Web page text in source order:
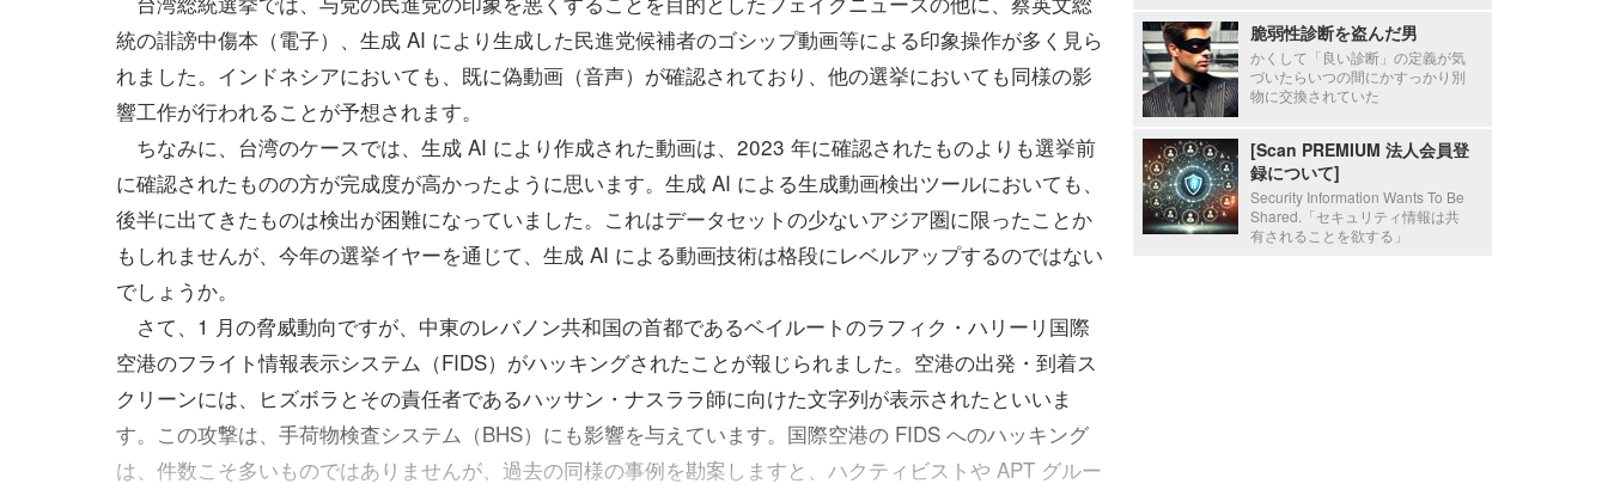
統の誹謗中傷本（電子）、生成 AI により生成した民進党候補者のゴシップ動画等による印象操作が多く見ら
れました。インドネシアにおいても、既に偽動画（音声）が確認されており、他の選挙においても同様の影
響工作が行われることが予想されます。
ちなみに、台湾のケースでは、生成 AI により作成された動画は、2023 年に確認されたものよりも選挙前
に確認されたものの方が完成度が高かったように思います。生成 AI による生成動画検出ツールにおいても、
後半に出てきたものは検出が困難になっていました。これはデータセットの少ないアジア圏に限ったことか
もしれませんが、今年の選挙イヤーを通じて、生成 AI による動画技術は格段にレベルアップするのではない
でしょうか。
さて、1 月の脅威動向ですが、中東のレバノン共和国の首都であるベイルートのラフィク・ハリーリ国際
空港のフライト情報表示システム（FIDS）がハッキングされたことが報じられました。空港の出発・到着ス
クリーンには、ヒズボラとその責任者であるハッサン・ナスララ師に向けた文字列が表示されたといいま
す。この攻撃は、手荷物検査システム（BHS）にも影響を与えています。国際空港の FIDS へのハッキング
は、件数こそ多いものではありませんが、過去の同様の事例を勘案しますと、ハクティビストや APT グルー
脆弱性診断を盗んだ男
かくして「良い診断」の定義が気
づいたらいつの間にかすっかり別
物に交換されていた
[Scan PREMIUM 法人会員登
録について]
Security Information Wants To Be
Shared.「セキュリティ情報は共
有されることを欲する」